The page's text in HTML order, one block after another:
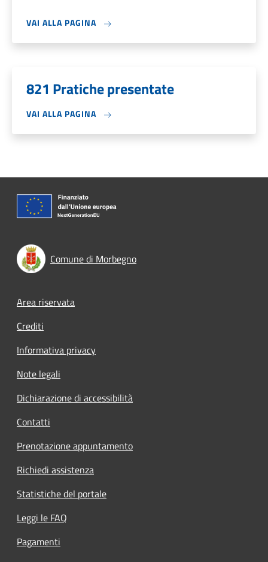
VAI ALLA PAGINA
821 Pratiche presentate
VAI ALLA PAGINA
Comune di Morbegno
Footer menu
Area riservata
Crediti
Informativa privacy
Note legali
Dichiarazione di accessibilità
Contatti
Prenotazione appuntamento
Richiedi assistenza
Statistiche del portale
Leggi le FAQ
Pagamenti